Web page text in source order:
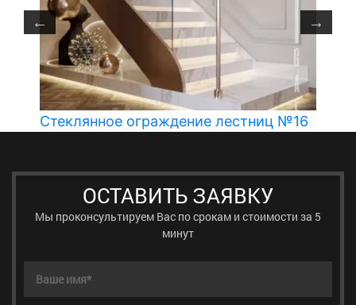
Стеклянное ограждение лестниц №16
ОСТАВИТЬ ЗАЯВКУ
Мы проконсультируем Вас по срокам и стоимости за 5
минут